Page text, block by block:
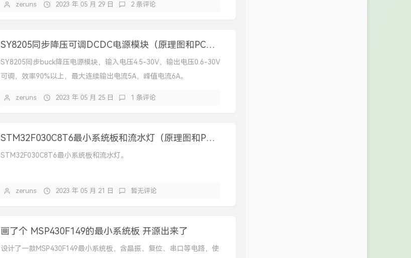
zeruns 2023 年 05 月 29 日 2 条评论
SY8205同步降压可调DCDC电源模块（原理图和PCB）
SY8205同步buck降压电源模块，输入电压4.5-30V，输出电压0.6-30V
可调，效率90%以上，最大连续输出电流5A，峰值电流6A。
zeruns 2023 年 05 月 25 日 1 条评论
STM32F030C8T6最小系统板和流水灯（原理图和PCB）
STM32F030C8T6最小系统板和流水灯。
zeruns 2023 年 05 月 21 日 暂无评论
画了个 MSP430F149的最小系统板 开源出来了
设计了一款MSP430F149最小系统板，含晶振、复位、串口等电路，使